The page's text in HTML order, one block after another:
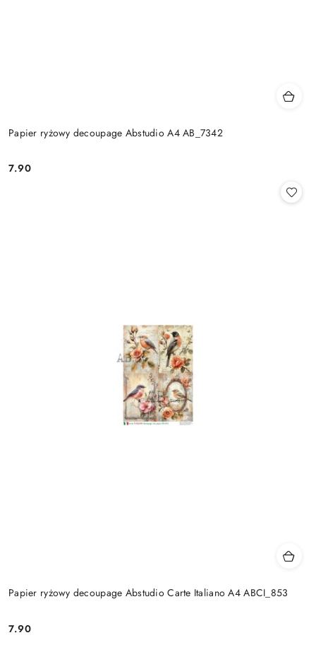
Papier ryżowy decoupage Abstudio A4 AB_7342
Cena:
7.90
Papier ryżowy decoupage Abstudio Carte Italiano A4 ABCI_853
Cena:
7.90